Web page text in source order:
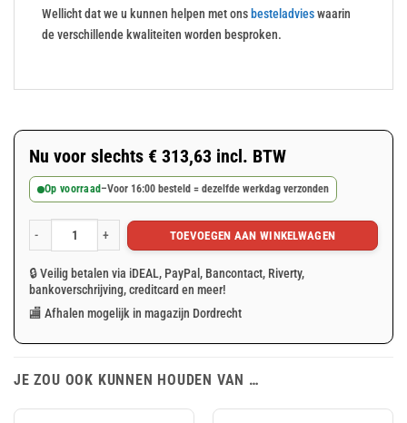
Wellicht dat we u kunnen helpen met ons besteladvieswaarin
de verschillende kwaliteiten worden besproken.
Nu voor slechts € 313,63 incl. BTW
Op voorraad –Voor 16:00 besteld = dezelfde werkdag verzonden
Blauw PE geweven doek op rol 2x100m 200gr/m² aantal
TOEVOEGEN AAN WINKELWAGEN
🔒 Veilig betalen via iDEAL, PayPal, Bancontact, Riverty,
bankoverschrijving, creditcard en meer!
🏬 Afhalen mogelijk in magazijn Dordrecht
JE ZOU OOK KUNNEN HOUDEN VAN …